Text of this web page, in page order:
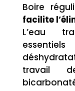
Boire
facilite
L’eau
travail